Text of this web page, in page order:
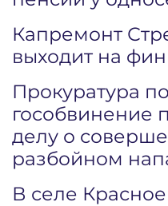
Капремонт
выходит на
Прокуратура
гособвинение
делу о
разбойном
В селе